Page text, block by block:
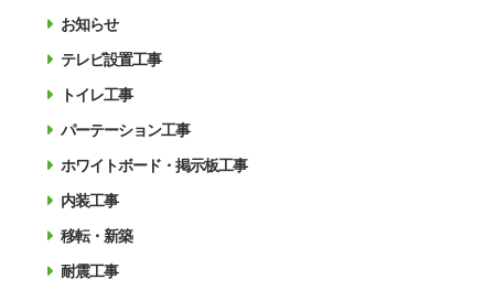
お知らせ
テレビ設置工事
トイレ工事
パーテーション工事
ホワイトボード・掲示板工事
内装工事
移転・新築
耐震工事